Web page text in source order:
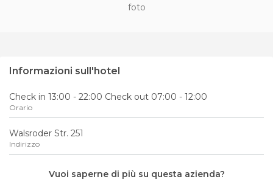
foto
Informazioni sull'hotel
Check in 13:00 - 22:00 Check out 07:00 - 12:00
Orario
Walsroder Str. 251
Indirizzo
Vuoi saperne di più su questa azienda?